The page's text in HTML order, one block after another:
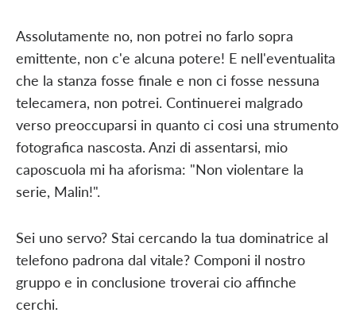
Assolutamente no, non potrei no farlo sopra
emittente, non c'e alcuna potere! E nell'eventualita
che la stanza fosse finale e non ci fosse nessuna
telecamera, non potrei. Continuerei malgrado
verso preoccuparsi in quanto ci cosi una strumento
fotografica nascosta. Anzi di assentarsi, mio
caposcuola mi ha aforisma: "Non violentare la
serie, Malin!".
Sei uno servo? Stai cercando la tua dominatrice al
telefono padrona dal vitale? Componi il nostro
gruppo e in conclusione troverai cio affinche
cerchi.